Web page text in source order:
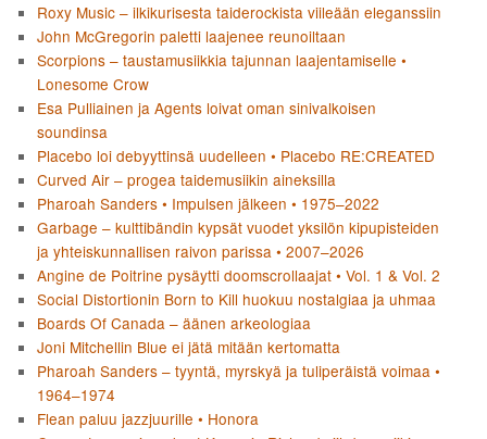
Roxy Music – ilkikurisesta taiderockista viileään eleganssiin
John McGregorin paletti laajenee reunoiltaan
Scorpions – taustamusiikkia tajunnan laajentamiselle •
Lonesome Crow
Esa Pulliainen ja Agents loivat oman sinivalkoisen
soundinsa
Placebo loi debyyttinsä uudelleen • Placebo RE:CREATED
Curved Air – progea taidemusiikin aineksilla
Pharoah Sanders • Impulsen jälkeen • 1975–2022
Garbage – kulttibändin kypsät vuodet yksilön kipupisteiden
ja yhteiskunnallisen raivon parissa • 2007–2026
Angine de Poitrine pysäytti doomscrollaajat • Vol. 1 & Vol. 2
Social Distortionin Born to Kill huokuu nostalgiaa ja uhmaa
Boards Of Canada – äänen arkeologiaa
Joni Mitchellin Blue ei jätä mitään kertomatta
Pharoah Sanders – tyyntä, myrskyä ja tuliperäistä voimaa •
1964–1974
Flean paluu jazzjuurille • Honora